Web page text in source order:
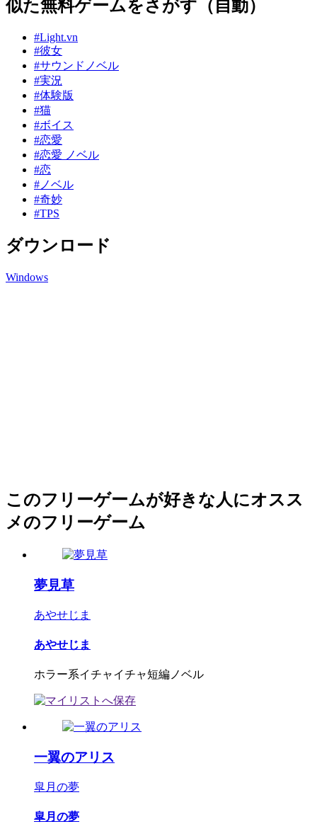
似た無料ゲームをさがす（自動）
#Light.vn
#彼女
#サウンドノベル
#実況
#体験版
#猫
#ボイス
#恋愛
#恋愛 ノベル
#恋
#ノベル
#奇妙
#TPS
ダウンロード
Windows
このフリーゲームが好きな人にオスス
メのフリーゲーム
夢見草
あやせじま
あやせじま
ホラー系イチャイチャ短編ノベル
一翼のアリス
皐月の夢
皐月の夢